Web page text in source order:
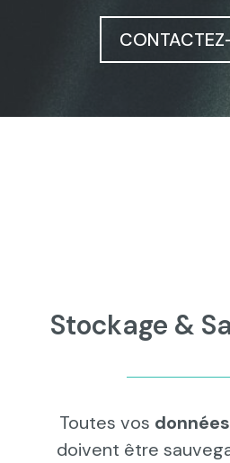
Stockage &
Toutes vos données
doivent être